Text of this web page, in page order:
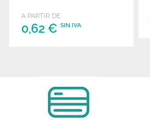
A PARTIR DE
0,62 € SIN IVA